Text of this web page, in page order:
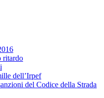
ritardo
dell’Irpef
del Codice della Strada